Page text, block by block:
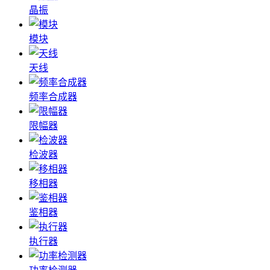
晶振
模块
天线
频率合成器
限幅器
检波器
移相器
鉴相器
执行器